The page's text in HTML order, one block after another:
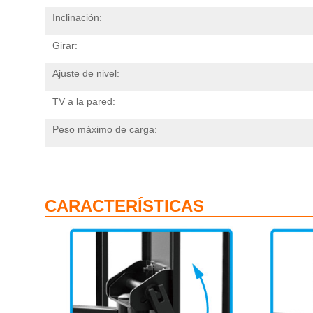
Inclinación:
Girar:
Ajuste de nivel:
TV a la pared:
Peso máximo de carga:
CARACTERÍSTICAS